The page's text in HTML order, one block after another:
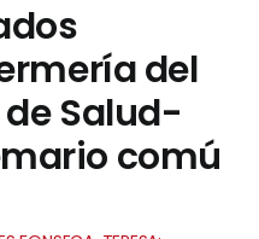
del
Salud-
comú